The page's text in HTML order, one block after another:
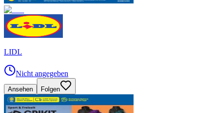
LIDL
Nicht angegeben
Ansehen Folgen